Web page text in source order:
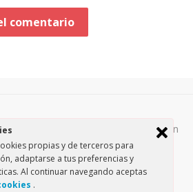
propias y de terceros para
adaptarse a tus preferencias y
Al continuar navegando aceptas
.
los contenidos de esta página están
Creative Commons Attribution-
3.0. / Política de privacidad
by Design Lab